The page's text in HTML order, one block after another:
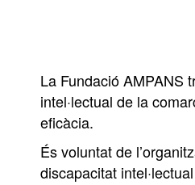
La Fundació AMPANS
intel·lectual de la
eficàcia.
És voluntat de
discapacitat